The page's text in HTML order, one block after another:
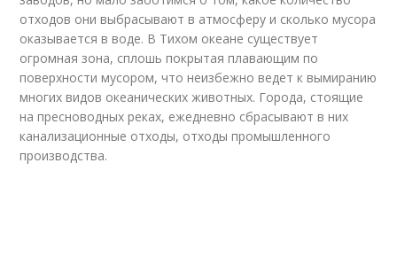
отходов они выбрасывают в атмосферу и сколько мусора
оказывается в воде. В Тихом океане существует
огромная зона, сплошь покрытая плавающим по
поверхности мусором, что неизбежно ведет к вымиранию
многих видов океанических животных. Города, стоящие
на пресноводных реках, ежедневно сбрасывают в них
канализационные отходы, отходы промышленного
производства.